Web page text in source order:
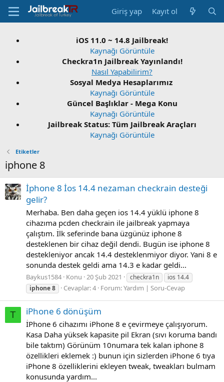
Giriş yap Kayıt ol
iOS 11.0 ~ 14.8 Jailbreak!
Kaynağı Görüntüle
Checkra1n Jailbreak Yayınlandı!
Nasıl Yapabilirim?
Sosyal Medya Hesaplarımız
Kaynağı Görüntüle
Güncel Başlıklar - Mega Konu
Kaynağı Görüntüle
Jailbreak Status: Tüm Jailbreak Araçları
Kaynağı Görüntüle
Etiketler
iphone 8
İphone 8 İos 14.4 nezaman checkrain desteği
gelir?
Merhaba. Ben daha geçen ios 14.4 yüklü iphone 8
cihazıma pcden checkrain ile jailbreak yapmaya
çalıştım. İlk seferinde bana üzgünüz iphone 8
desteklenen bir cihaz değil dendi. Bugün ise iphone 8
destekleniyor ancak 14.4 desteklenmiyor diyor. Yani 8 e
sonunda destek geldi ama 14.3 e kadar geldi...
Baykus1584 Konu 20 Şub 2021 checkra1n
ios 14.4
iphone8 Cevaplar: 4 Forum:Yardım | Soru-Cevap
T iPhone 6 dönüşüm
İPhone 6 cihazımı iPhone 8 e çevirmeye çalışıyorum.
Kasa Daha yüksek kapasite pil Ekran (sıvı koruma bandı
bile taktım) Görünüm 10numara tek kalan iphone 8
özellikleri eklemek :) bunun için sizlerden iPhone 6 tıya
iPhone 8 özelliklerini ekleyen tweak, tweakları bulmam
konusunda yardım...